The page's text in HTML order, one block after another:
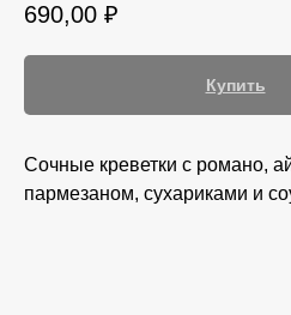
690,00 ₽
Купить
Сочные креветки с романо,
пармезаном, сухариками и